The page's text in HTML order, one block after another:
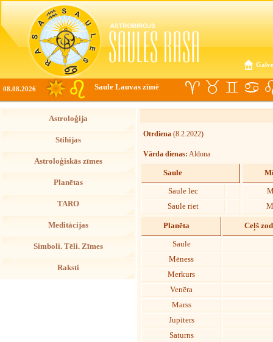
08.08.2026 Saule Lauvas zīmē
Astroloģija
Stihijas
Astroloģiskās zīmes
Planētas
TARO
Meditācijas
Simboli. Tēli. Zīmes
Raksti
Otrdiena (8.2.2022)
Vārda dienas: Aldona
Saule
Saule lec
Saule riet
Planēta Ceļš
Saule
Mēness
Merkurs
Venēra
Marss
Jupiters
Saturns